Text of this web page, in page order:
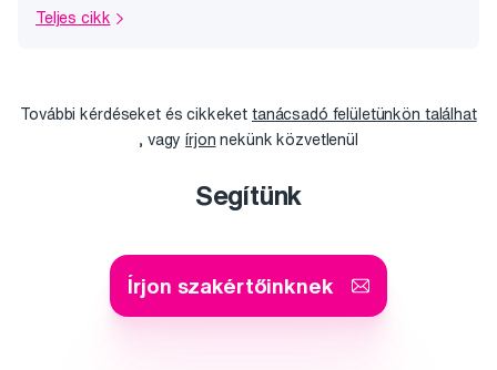
Teljes cikk
További kérdéseket és cikkeket tanácsadó felületünkön találhat
, vagyírjon nekünk közvetlenül
Segítünk
Írjon szakértőinknek